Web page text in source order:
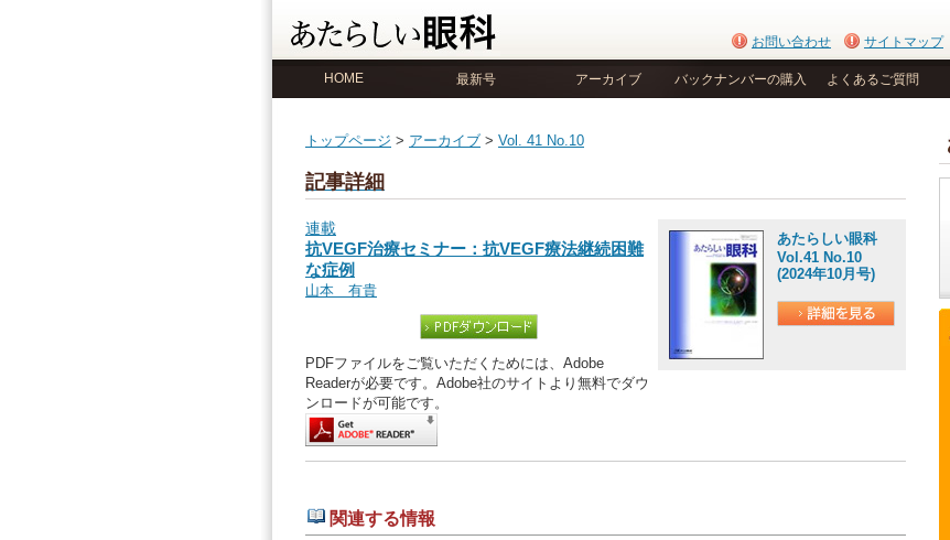
お問い合わせ サイトマップ
HOME 最新号 アーカイブ バックナンバーの購入 よくあるご質問
トップページ > アーカイブ > Vol. 41 No.10
記事詳細
あたらしい眼科
Vol.41 No.10
(2024年10月号)
連載
抗VEGF治療セミナー：抗VEGF療法継続困難
な症例
山本 有貴
PDFファイルをご覧いただくためには、Adobe
Readerが必要です。Adobe社のサイトより無料でダウ
ンロードが可能です。
関連する情報